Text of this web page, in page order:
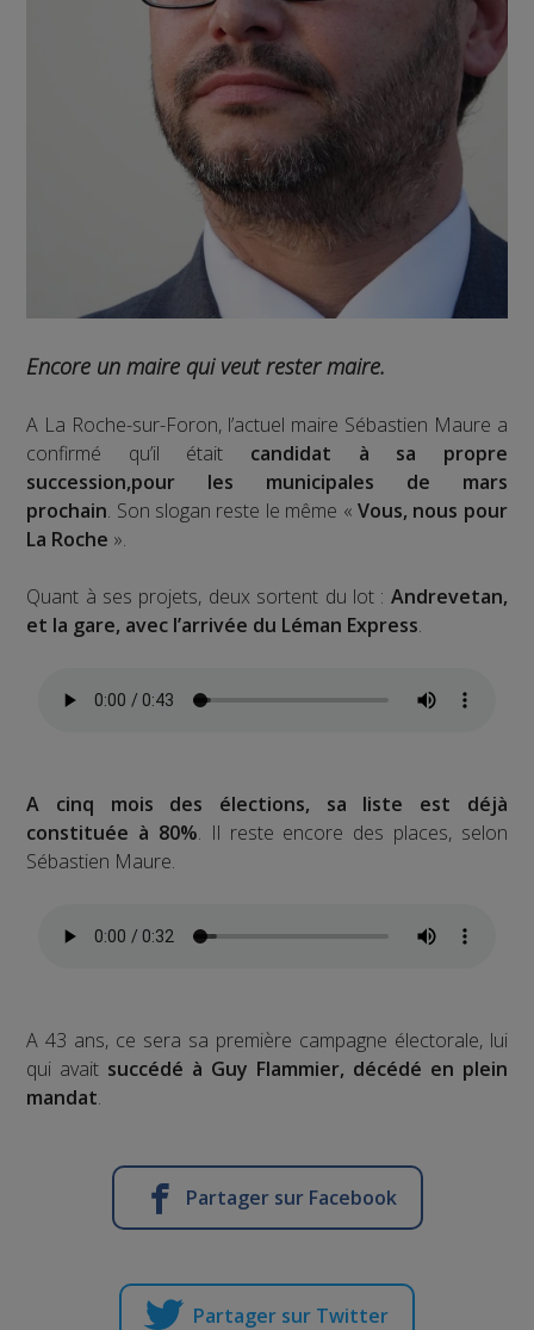
Encore un maire qui veut rester maire.
A La Roche-sur-Foron, l’actuel maire Sébastien Maure a
confirmé qu’il était candidat à sa propre
succession,pour les municipales de mars
prochain. Son slogan reste le même « Vous, nous pour
La Roche ».
Quant à ses projets, deux sortent du lot : Andrevetan,
et la gare, avec l’arrivée du Léman Express.
A cinq mois des élections, sa liste est déjà
constituée à 80%. Il reste encore des places, selon
Sébastien Maure.
A 43 ans, ce sera sa première campagne électorale, lui
qui avait succédé à Guy Flammier, décédé en plein
mandat.
Partager sur Facebook
Partager sur Twitter